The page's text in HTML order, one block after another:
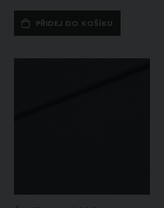
PŘIDEJ DO KOŠÍKU